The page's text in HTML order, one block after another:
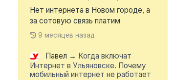
Нет интернета в Новом городе, а
за сотовую связь платим
9 месяцев назад
Павел → Когда включат
Интернет в Ульяновске. Почему
мобильный интернет не работает